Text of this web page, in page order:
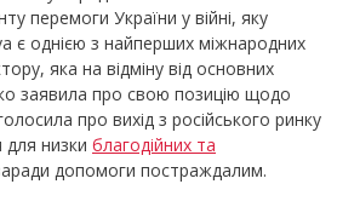
перемоги України у війні, яку
є однією з найперших міжнародних
яка на відміну від основних
заявила про свою позицію щодо
про вихід з російського ринку
для низки благодійних та
допомоги постраждалим.